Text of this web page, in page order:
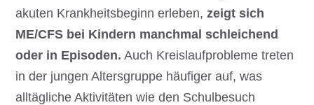
akuten Krankheitsbeginn erleben,zeigt sich
ME/CFS bei Kindern manchmal schleichend
oder in Episoden. Auch Kreislaufprobleme treten
in der jungen Altersgruppe häufiger auf, was
alltägliche Aktivitäten wie den Schulbesuch